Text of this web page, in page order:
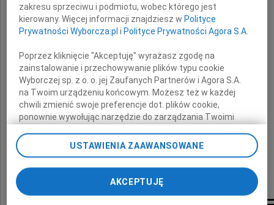
Rodzinie i Bliskim
wyrazy serdecznego współczucia.
Zarząd i pracownicy Spółki
Stalexport Autostrady S.A.
zakresu sprzeciwu i podmiotu, wobec którego jest
kierowany. Więcej informacji znajdziesz wPolityce
Prywatności Wyborcza.pl iPolityce Prywatności Agora S.A.
Poprzez kliknięcie "Akceptuję" wyrażasz zgodę na
zainstalowanie i przechowywanie plików typu cookie
Wyborczej sp. z o. o. jej Zaufanych Partnerów i Agora S.A.
na Twoim urządzeniu końcowym. Możesz też w każdej
chwili zmienić swoje preferencje dot. plików cookie,
ponownie wywołując narzędzie do zarządzania Twoimi
odnośnik „Ustawienia prywatności” w stopce serwisu i
przechodząc do sekcji „Ustawienia zaawansowane”.
Zmiana ustawień plików cookie możliwa jest także za
pomocą ustawień przeglądarki.
USTAWIENIA ZAAWANSOWANE
AKCEPTUJĘ